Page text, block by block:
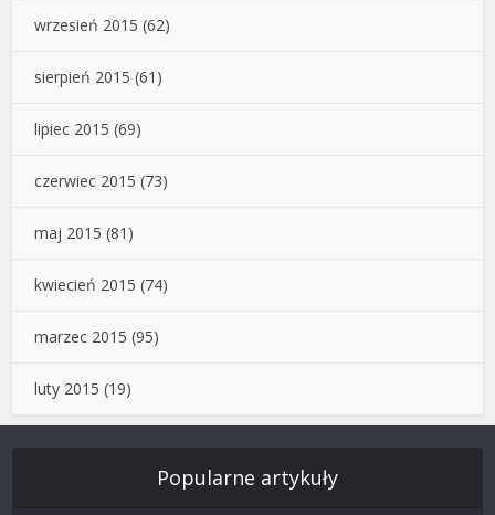
wrzesień 2015 (62)
sierpień 2015 (61)
lipiec 2015 (69)
czerwiec 2015 (73)
maj 2015 (81)
kwiecień 2015 (74)
marzec 2015 (95)
luty 2015 (19)
Popularne artykuły